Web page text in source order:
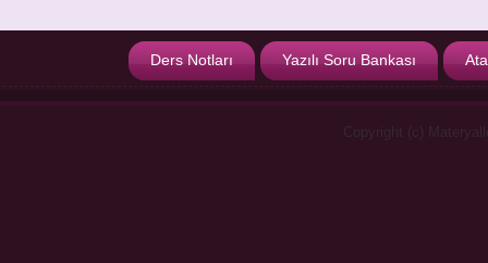
Ders Notları Yazılı Soru Bankası